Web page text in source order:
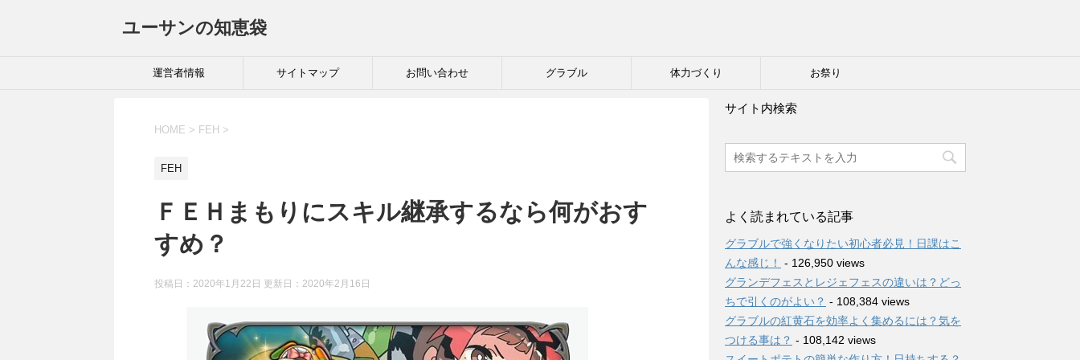
ユーサンの知恵袋
運営者情報 サイトマップ お問い合わせ グラブル 体力づくり お祭り
HOME > FEH >
FEH
ＦＥＨまもりにスキル継承するなら何がおす
すめ？
投稿日：2020年1月22日 更新日： 2020年2月16日
サイト内検索
よく読まれている記事
グラブルで強くなりたい初心者必見！日課はこ
んな感じ！
- 126,950 views
グランデフェスとレジェフェスの違いは？どっ
ちで引くのがよい？ - 108,384 views
グラブルの紅黄石を効率よく集めるには？気を
つける事は？ - 108,142 views